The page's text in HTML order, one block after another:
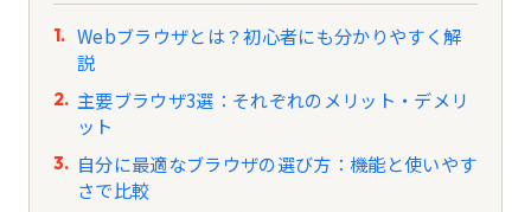
Webブラウザとは？初心者にも分かりやすく解
説
主要ブラウザ3選：それぞれのメリット・デメリ
ット
自分に最適なブラウザの選び方：機能と使いやす
さで比較